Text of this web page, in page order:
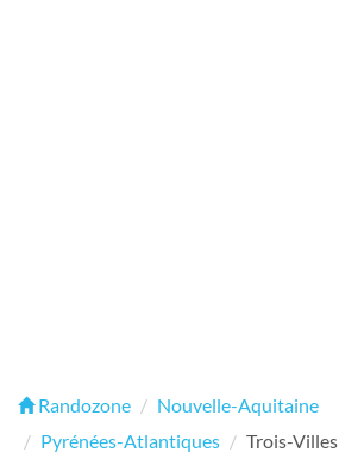
Randozone
Nouvelle-Aquitaine
Pyrénées-Atlantiques
Trois-Villes